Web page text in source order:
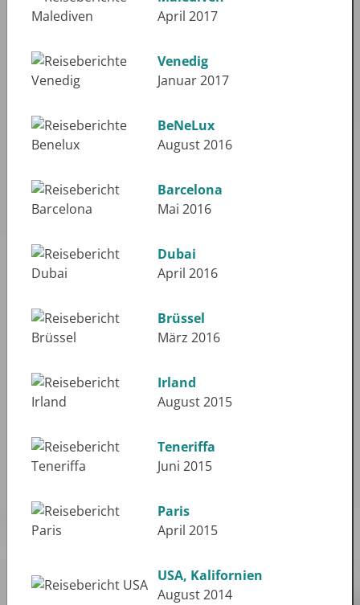
April 2017
Venedig
Januar 2017
BeNeLux
August 2016
Barcelona
Mai 2016
Dubai
April 2016
Brüssel
März 2016
Irland
August 2015
Teneriffa
Juni 2015
Paris
April 2015
USA, Kalifornien
August 2014